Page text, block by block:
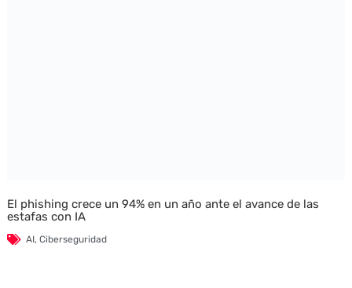
El phishing crece un 94% en un año ante el avance de las
estafas con IA
AI, Ciberseguridad